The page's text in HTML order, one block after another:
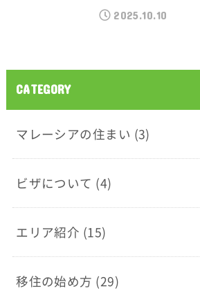
2025.10.10
CATEGORY
マレーシアの住まい (3)
ビザについて (4)
エリア紹介 (15)
移住の始め方 (29)